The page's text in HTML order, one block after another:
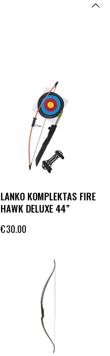
LANKO KOMPLEKTAS FIRE
HAWK DELUXE 44”
€30.00